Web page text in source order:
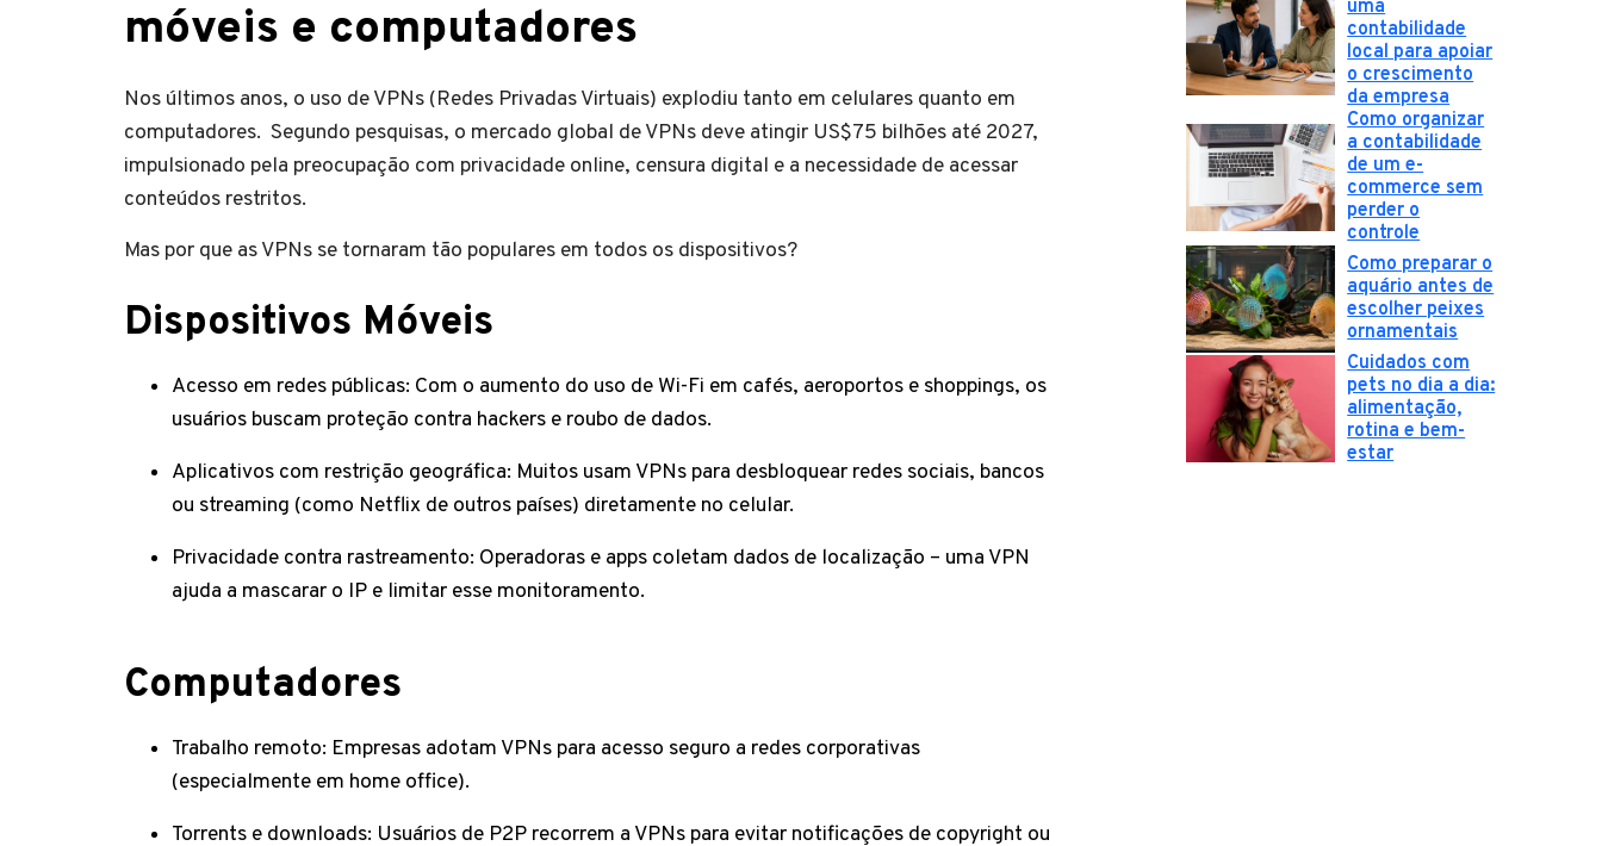
móveis e computadores
Nos últimos anos, o uso de VPNs (Redes Privadas Virtuais) explodiu tanto em celulares quanto em
computadores. Segundo pesquisas, o mercado global de VPNs deve atingir US$75 bilhões até 2027,
impulsionado pela preocupação com privacidade online, censura digital e a necessidade de acessar
conteúdos restritos.
Mas por que as VPNs se tornaram tão populares em todos os dispositivos?
Dispositivos Móveis
Acesso em redes públicas: Com o aumento do uso de Wi-Fi em cafés, aeroportos e shoppings, os
usuários buscam proteção contra hackers e roubo de dados.
Aplicativos com restrição geográfica: Muitos usam VPNs para desbloquear redes sociais, bancos
ou streaming (como Netflix de outros países) diretamente no celular.
Privacidade contra rastreamento: Operadoras e apps coletam dados de localização – uma VPN
ajuda a mascarar o IP e limitar esse monitoramento.
Computadores
Trabalho remoto: Empresas adotam VPNs para acesso seguro a redes corporativas
(especialmente em home office).
Torrents e downloads: Usuários de P2P recorrem a VPNs para evitar notificações de copyright ou
uma
contabilidade
local para apoiar
o crescimento
da empresa
Como organizar
a contabilidade
de um e-
commerce sem
perder o
controle
Como preparar o
aquário antes de
escolher peixes
ornamentais
Cuidados com
pets no dia a dia:
alimentação,
rotina e bem-
estar